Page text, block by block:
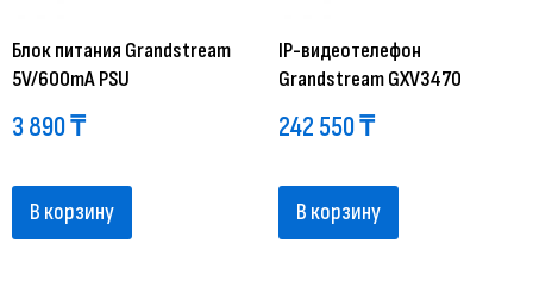
Блок питания Grandstream
5V/600mA PSU
3 890₸
В корзину
IP-видеотелефон
Grandstream GXV3470
242 550₸
В корзину